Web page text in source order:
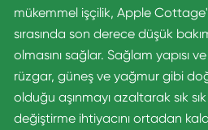
mükemmel işçilik, Apple
sırasında son derece düşük
olmasını sağlar. Sağlam yapısı
rüzgar, güneş ve yağmur gibi
olduğu aşınmayı azaltarak sık
değiştirme ihtiyacını ortadan